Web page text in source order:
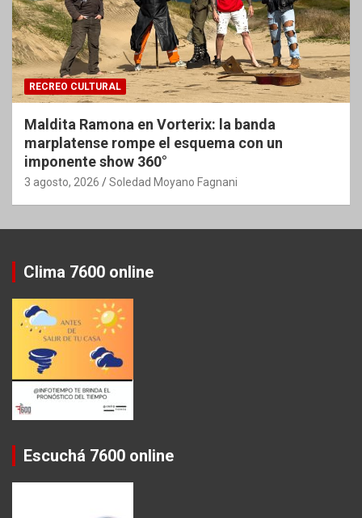
RECREO CULTURAL
Maldita Ramona en Vorterix: la banda
marplatense rompe el esquema con un
imponente show 360°
3 agosto, 2026 Soledad Moyano Fagnani
Clima 7600 online
Escuchá 7600 online